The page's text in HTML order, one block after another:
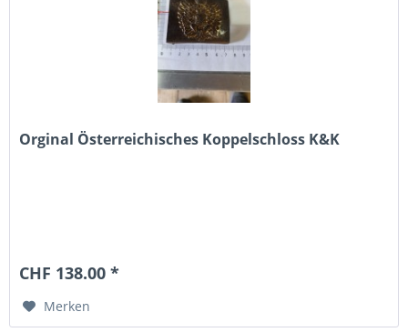
Orginal Österreichisches Koppelschloss K&K
CHF 138.00 *
Merken